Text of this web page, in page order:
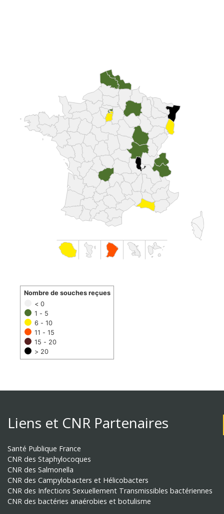
< 0
1 - 5
6 - 10
11 - 15
15 - 20
> 20
Nombre de souches reçues
Liens et CNR Partenaires
Santé Publique France
CNR des Staphylocoques
CNR des Salmonella
CNR des Campylobacters et Hélicobacters
CNR des Infections Sexuellement Transmissibles bactériennes
CNR des bactéries anaérobies et botulisme